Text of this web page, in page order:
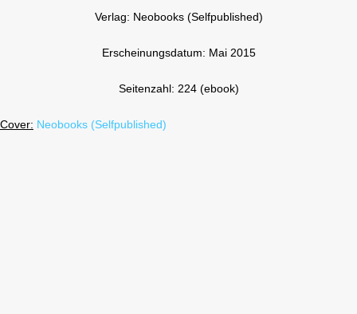
Verlag: Neobooks (Selfpublished)
Erscheinungsdatum: Mai 2015
Seitenzahl: 224 (ebook)
Cover: Neobooks (Selfpublished)